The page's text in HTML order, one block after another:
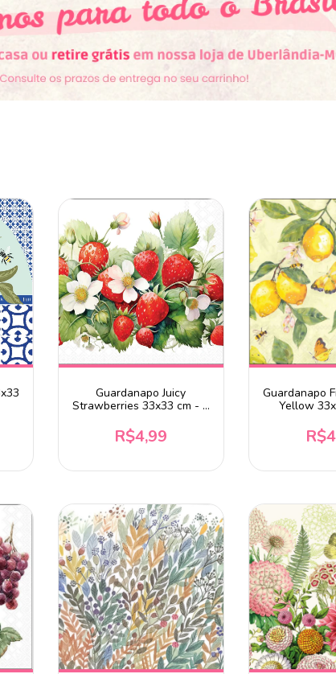
Guardanapo Juicy
Strawberries 33x33 cm - 2
R$4,99
Guardanapo
Yellow